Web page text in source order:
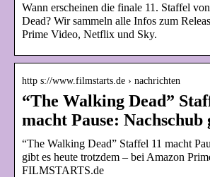
Wann erscheinen die finale 11. Staffel
Dead? Wir sammeln alle Infos zum
Prime Video, Netflix und Sky.
http s://www.filmstarts.de › nachrichten
“The Walking Dead”
macht Pause:
“The Walking Dead” Staffel 11 macht
gibt es heute trotzdem – bei Amazon
FILMSTARTS.de